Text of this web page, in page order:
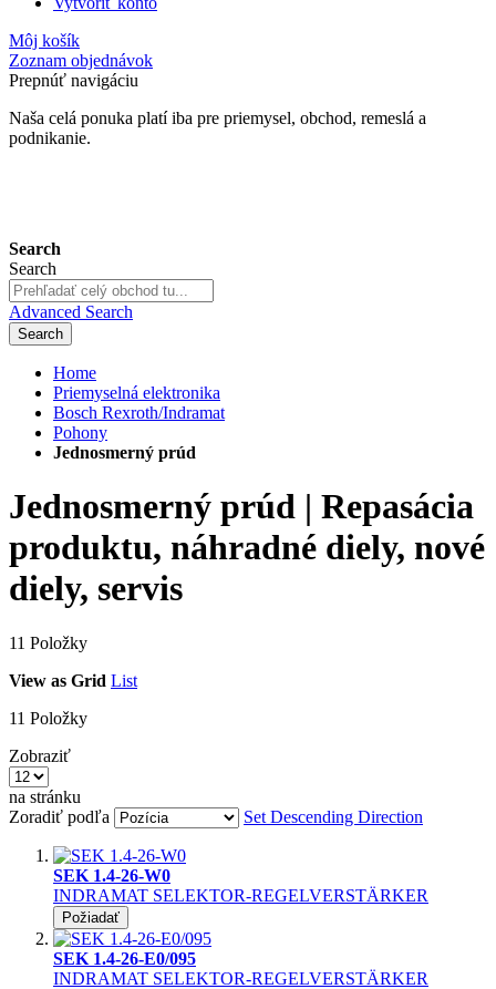
Môj košík
Zoznam objednávok
Prepnúť navigáciu
Naša celá ponuka platí iba pre priemysel, obchod, remeslá a
podnikanie.
Search
Search
Advanced Search
Search
Home
Priemyselná elektronika
Bosch Rexroth/Indramat
Pohony
Jednosmerný prúd
Jednosmerný prúd | Repasácia
produktu, náhradné diely, nové
diely, servis
11 Položky
View as Grid List
11 Položky
Zobraziť
na stránku
Zoradiť podľa
Set Descending Direction
SEK 1.4-26-W0
INDRAMAT SELEKTOR-REGELVERSTÄRKER
Požiadať
SEK 1.4-26-E0/095
INDRAMAT SELEKTOR-REGELVERSTÄRKER